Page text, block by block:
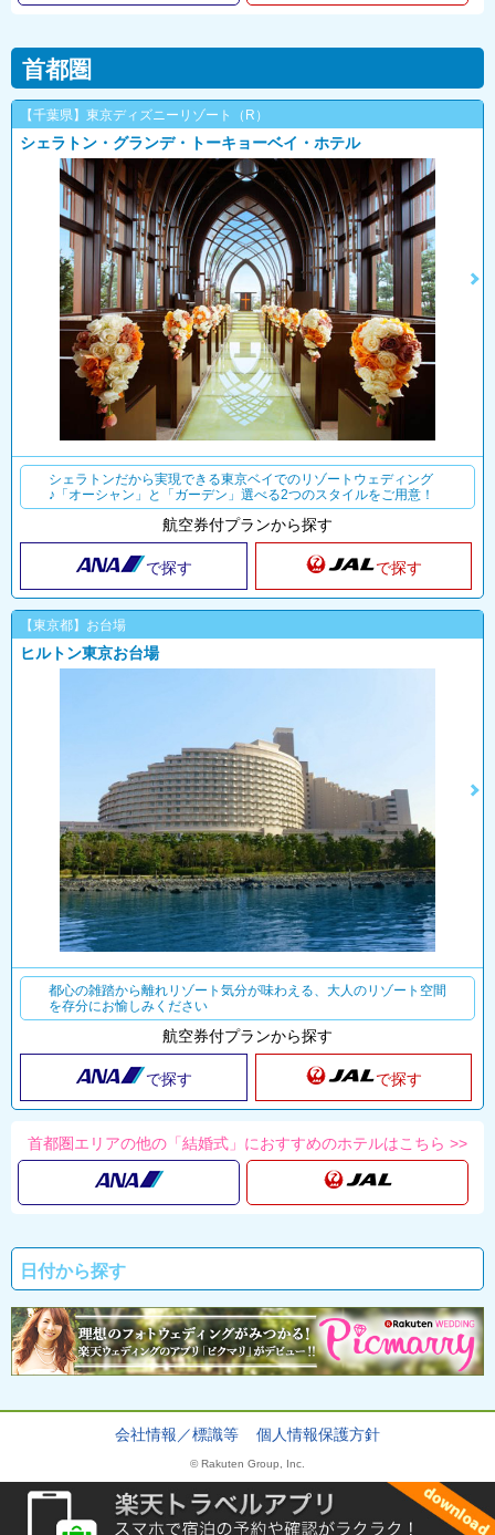
首都圏
【千葉県】東京ディズニーリゾート（R）
シェラトン・グランデ・トーキョーベイ・ホテル
シェラトンだから実現できる東京ベイでのリゾートウェディング
♪「オーシャン」と「ガーデン」選べる2つのスタイルをご用意！
航空券付プランから探す
で探す で探す
【東京都】お台場
ヒルトン東京お台場
都心の雑踏から離れリゾート気分が味わえる、大人のリゾート空間
を存分にお愉しみください
航空券付プランから探す
で探す で探す
首都圏エリアの他の「結婚式」におすすめのホテルはこちら >>
日付から探す
会社情報／標識等 個人情報保護方針
© Rakuten Group, Inc.